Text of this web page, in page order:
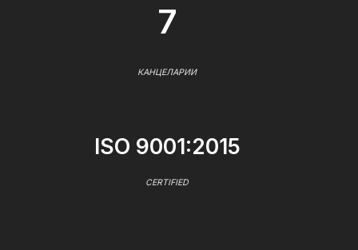
7
КАНЦЕЛАРИИ
ISO 9001:2015
CERTIFIED